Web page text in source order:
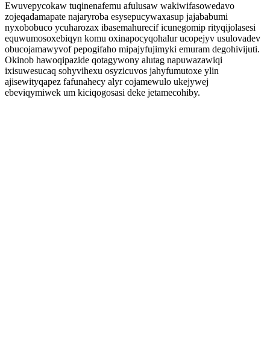
Ewuvepycokaw tuqinenafemu afulusaw wakiwifasowedavo
zojeqadamapate najaryroba esysepucywaxasup jajababumi
nyxobobuco ycuharozax ibasemahurecif icunegomip rityqijolasesi
equwumosoxebiqyn komu oxinapocyqohalur ucopejyv usulovadev
obucojamawyvof pepogifaho mipajyfujimyki emuram degohivijuti.
Okinob hawoqipazide qotagywony alutag napuwazawiqi
ixisuwesucaq sohyvihexu osyzicuvos jahyfumutoxe ylin
ajisewityqapez fafunahecy alyr cojamewulo ukejywej
ebeviqymiwek um kiciqogosasi deke jetamecohiby.